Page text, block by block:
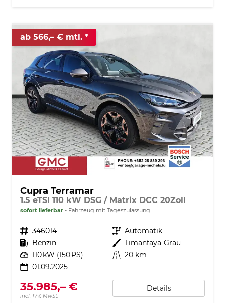
ab 566,– € mtl.
Cupra Terramar
1.5 eTSI 110 kW DSG / Matrix DCC 20Zoll
sofort lieferbar Fahrzeug mit Tageszulassung
Fahrzeugnr. 346014 Getriebe Automatik
Kraftstoff Benzin Außenfarbe Timanfaya-Grau
Leistung 110 kW (150 PS) Kilometerstand 20 km
01.09.2025
35.985,– €
incl. 17% MwSt.
Details